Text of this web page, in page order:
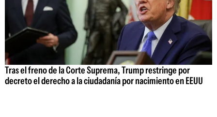
Tras el freno de la Corte Suprema, Trump restringe por
decreto el derecho a la ciudadanía por nacimiento en EEUU